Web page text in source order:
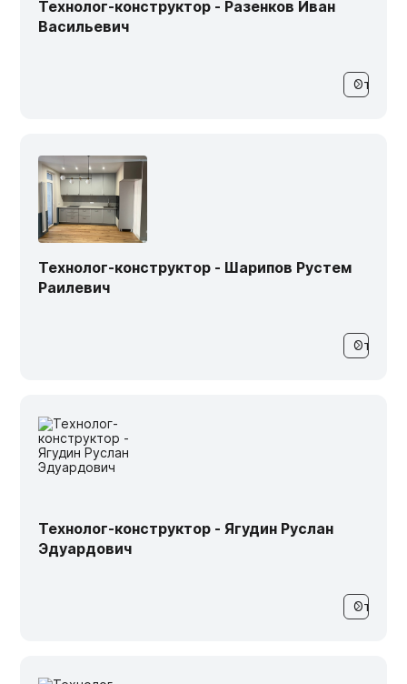
Технолог-конструктор - Разенков Иван
Васильевич
Технолог-конструктор - Шарипов Рустем
Раилевич
Технолог-конструктор - Ягудин Руслан
Эдуардович